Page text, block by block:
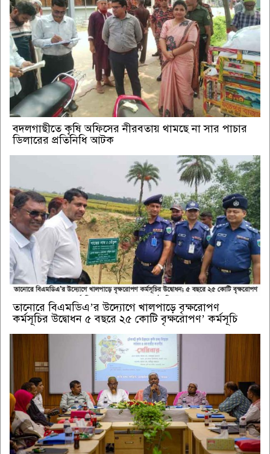
বদলগাছীতে কৃষি অফিসের নীরবতায় থামছে না সার পাচার
ডিলারের প্রতিনিধি আটক
তানোরে বিএমডিএ’র উদ্যোগে খালপাড়ে বৃক্ষরোপণ
কর্মসূচির উদ্বোধন ৫ বছরে ২৫ কোটি বৃক্ষরোপণ’ কর্মসূচি